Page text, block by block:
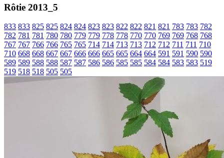
Rôtie 2013_5
833 833 825 825 824 824 823 823 822 822 821 821 783 783 782
782 781 781 780 780 779 779 778 778 770 770 769 769 768 768
767 767 766 766 765 765 714 714 713 713 712 712 711 711 710
710 668 668 667 667 666 666 665 665 664 664 591 591 590 590
589 589 588 588 587 587 586 586 585 585 584 584 583 583 519
519 518 518 505 505